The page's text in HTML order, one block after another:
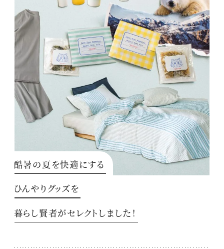
酷暑の夏を快適にする
ひんやりグッズを
暮らし賢者がセレクトしました！